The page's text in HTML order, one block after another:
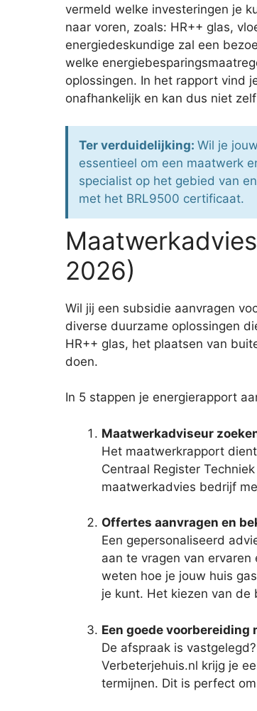
vermeld welke investeringen je
naar voren, zoals: HR++ glas,
energiedeskundige zal een
welke
oplossingen. In het rapport vind
onafhankelijk en kan dus niet
Ter verduidelijking: Wil je
essentieel om een maatwerk
specialist op het gebied van
met het BRL9500 certificaat.
2026)
Wil jij een subsidie aanvragen
diverse duurzame oplossingen
HR++ glas, het plaatsen van
doen.
In 5 stappen je energierapport
Maatwerkadviseur
Het maatwerkrapport
Centraal Register
maatwerkadvies bedrijf
Offertes aanvragen en
Een gepersonaliseerd
aan te vragen van
weten hoe je jouw huis
je kunt. Het kiezen van
Een goede voorbereiding
De afspraak is
Verbeterjehuis.nl krijg je
termijnen. Dit is perfect